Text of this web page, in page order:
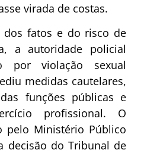
virada de costas.
dos fatos e do risco de
a autoridade policial
por violação sexual
medidas cautelares,
funções públicas e
profissional. O
pelo Ministério Público
decisão do Tribunal de